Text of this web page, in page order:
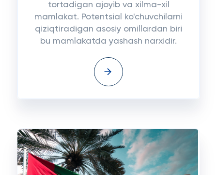
tortadigan ajoyib va xilma-xil
mamlakat. Potentsial ko'chuvchilarni
qiziqtiradigan asosiy omillardan biri
bu mamlakatda yashash narxidir.